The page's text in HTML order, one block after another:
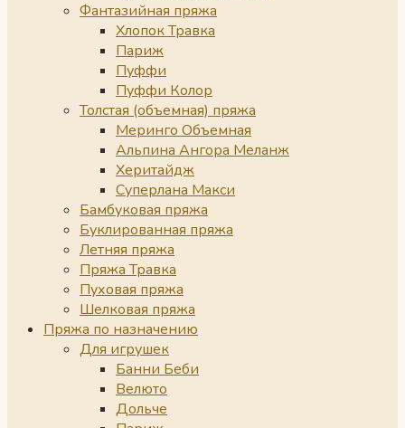
Фантазийная пряжа
Хлопок Травка
Париж
Пуффи
Пуффи Колор
Толстая (объемная) пряжа
Меринго Объемная
Альпина Ангора Меланж
Херитайдж
Суперлана Макси
Бамбуковая пряжа
Буклированная пряжа
Летняя пряжа
Пряжа Травка
Пуховая пряжа
Шелковая пряжа
Пряжа по назначению
Для игрушек
Банни Беби
Велюто
Дольче